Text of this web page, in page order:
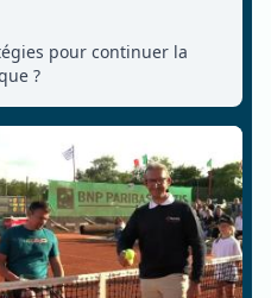
pour continuer la
?